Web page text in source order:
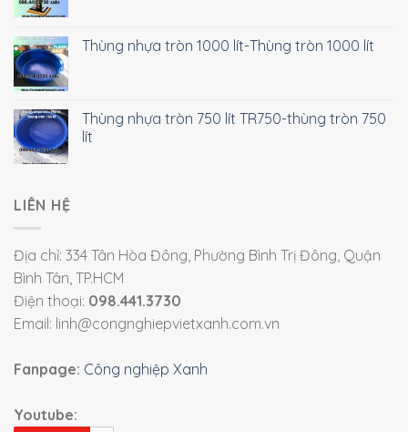
Thùng nhựa tròn 1000 lít-Thùng tròn 1000 lít
Thùng nhựa tròn 750 lít TR750-thùng tròn 750
lít
LIÊN HỆ
Địa chỉ: 334 Tân Hòa Đông, Phường Bình Trị Đông, Quận
Bình Tân, TP.HCM
Điện thoại: 098.441.3730
Email: linh@congnghiepvietxanh.com.vn
Fanpage: Công nghiệp Xanh
Youtube: